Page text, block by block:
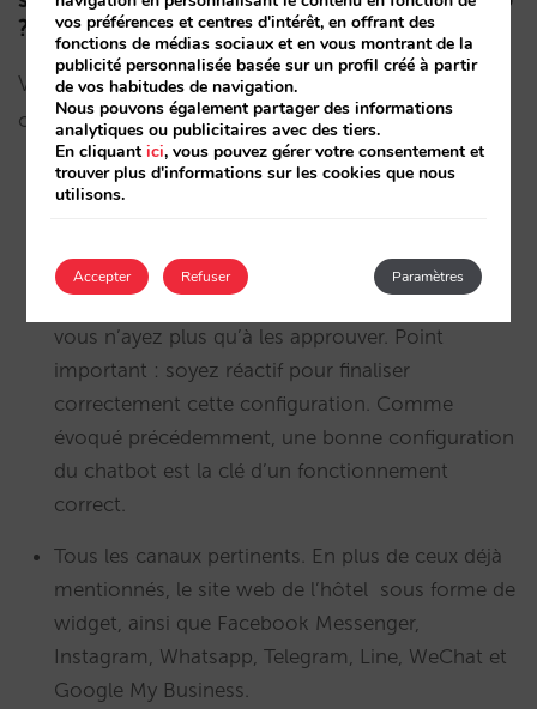
?
Voici un petit résumé des valeurs différentielles de
cet outil :
Installation et configuration rapides. Vous
lesquelles vous voulez lancer le chatbot et leur
vous n’ayez plus qu’à les approuver. Point
important : soyez réactif pour finaliser
correctement cette configuration. Comme
évoqué précédemment, une bonne configuration
du chatbot est la clé d’un fonctionnement
correct.
Tous les canaux pertinents. En plus de ceux déjà
mentionnés, le site web de l’hôtel sous forme de
widget, ainsi que Facebook Messenger,
Instagram, Whatsapp, Telegram, Line, WeChat et
Google My Business.
vos préférences et centres d'intérêt, en offrant des
fonctions de médias sociaux et en vous montrant de la
publicité personnalisée basée sur un profil créé à partir
de vos habitudes de navigation.
Nous pouvons également partager des informations
analytiques ou publicitaires avec des tiers.
En cliquantici, vous pouvez gérer votre consentement et
trouver plus d'informations sur les cookies que nous
utilisons.
Accepter Paramètres
Refuser